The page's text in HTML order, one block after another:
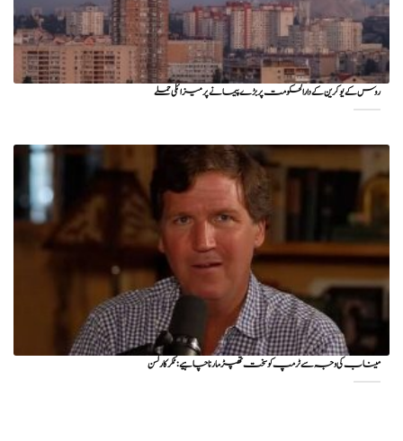
روس کے یوکرین کے دارالحکومت پر بڑے پیمانے پر میزائلی حملے
میناب کی وجہ سے ٹرمپ کو سخت تھپڑ مارنا چاہیے : ٹکر کارلسن